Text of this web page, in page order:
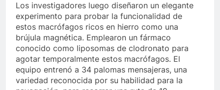
Los investigadores luego diseñaron un elegante
experimento para probar la funcionalidad de
estos macrófagos ricos en hierro como una
brújula magnética. Emplearon un fármaco
conocido como liposomas de clodronato para
agotar temporalmente estos macrófagos. El
equipo entrenó a 34 palomas mensajeras, una
variedad reconocida por su habilidad para la